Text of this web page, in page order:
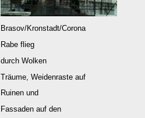
Brasov/Kronstadt/Corona
Rabe flieg
durch Wolken
Träume, Weidenraste auf
Ruinen und
Fassaden auf den